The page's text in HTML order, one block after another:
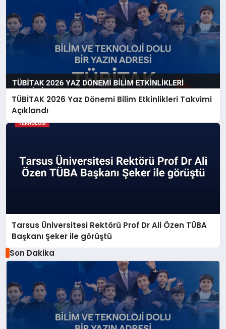
TÜBİTAK 2026 Yaz Dönemi Bilim Etkinlikleri Takvimi
Açıklandı
Tarsus Üniversitesi Rektörü Prof Dr Ali Özen TÜBA
Başkanı Şeker ile görüştü
Son Dakika